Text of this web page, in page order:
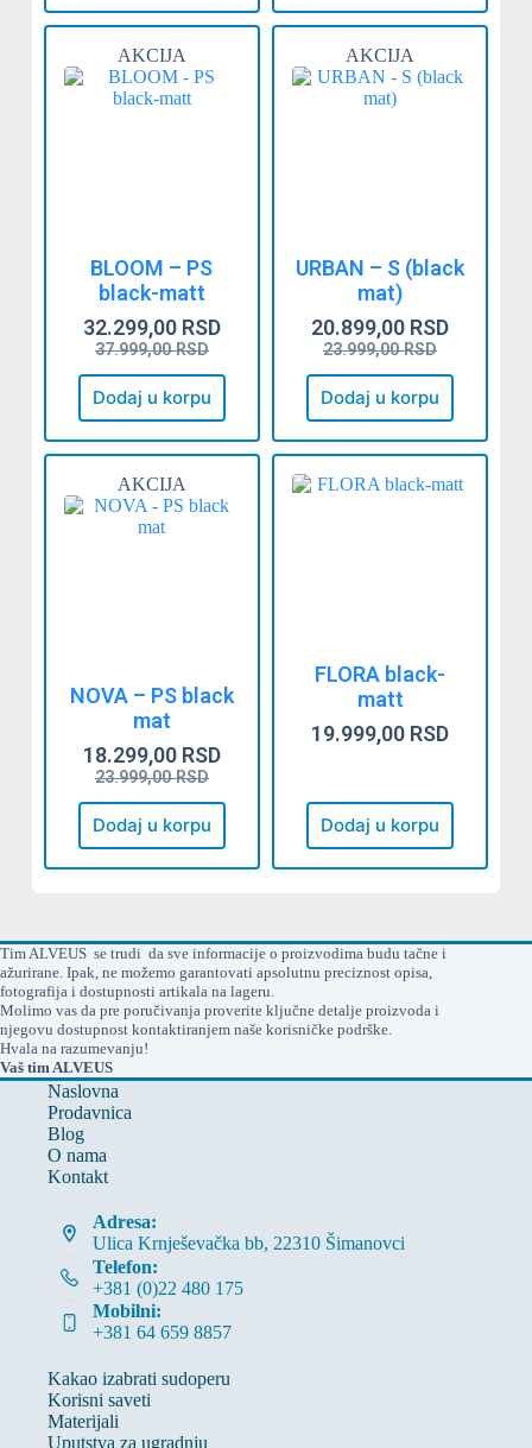
AKCIJA
BLOOM – PS
black-matt
37.999,00RSD
32.299,00 RSD
Dodaj u korpu
AKCIJA
URBAN – S (black
mat)
23.999,00RSD
20.899,00 RSD
Dodaj u korpu
AKCIJA
NOVA – PS black
mat
23.999,00RSD
18.299,00 RSD
Dodaj u korpu
FLORA black-
matt
19.999,00 RSD
Dodaj u korpu
Tim ALVEUS se trudi da sve informacije o proizvodima budu tačne i
ažurirane. Ipak, ne možemo garantovati apsolutnu preciznost opisa,
fotografija i dostupnosti artikala na lageru.
Molimo vas da pre poručivanja proverite ključne detalje proizvoda i
njegovu dostupnost kontaktiranjem naše korisničke podrške.
Hvala na razumevanju!
Vaš tim ALVEUS
Naslovna
Prodavnica
Blog
O nama
Kontakt
Adresa:
Ulica Krnješevačka bb, 22310 Šimanovci
Telefon:
+381 (0)22 480 175
Mobilni:
+381 64 659 8857
Kakao izabrati sudoperu
Korisni saveti
Materijali
Uputstva za ugradnju